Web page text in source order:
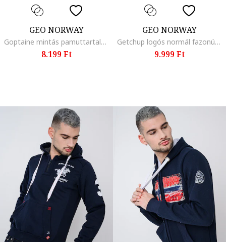
GEO NORWAY
Goptaine mintás pamuttartalmú pulóver kapucnival, Piros/Fehér/Tengerészkék
8.199 Ft
GEO NORWAY
Getchup logós normál fazonú pulóver, Bordó/Királykék/Tengerészkék
9.999 Ft